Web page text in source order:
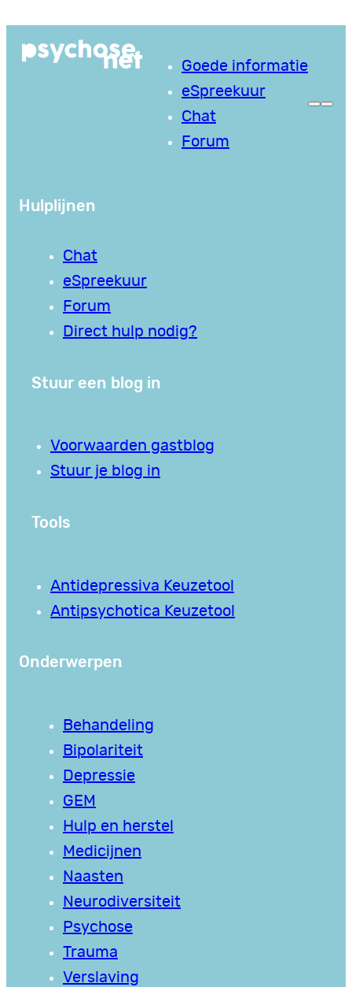
naar
Goede informatie
eSpreekuur
Chat
Forum
Hulplijnen
Chat
eSpreekuur
Forum
Direct hulp nodig?
Stuur een blog in
Voorwaarden gastblog
Stuur je blog in
Tools
Antidepressiva Keuzetool
Antipsychotica Keuzetool
Onderwerpen
Behandeling
Bipolariteit
Depressie
GEM
Hulp en herstel
Medicijnen
Naasten
Neurodiversiteit
Psychose
Trauma
Verslaving